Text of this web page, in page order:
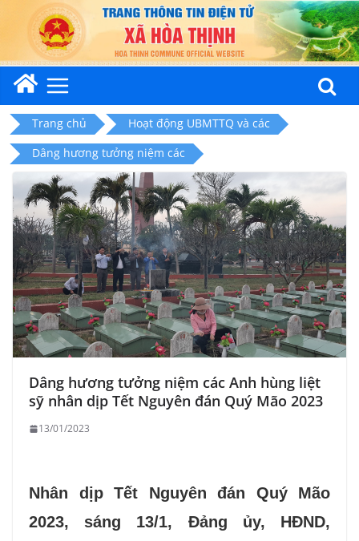
content
Trang chủ
Hoạt động UBMTTQ và các
Dâng hương tưởng niệm các
Dâng hương tưởng niệm các Anh hùng liệt
sỹ nhân dịp Tết Nguyên đán Quý Mão 2023
13/01/2023
Nhân dịp Tết Nguyên đán Quý Mão
2023, sáng 13/1, Đảng ủy, HĐND,